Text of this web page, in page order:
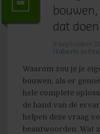
dat
Huberts
Waarom zou je je
bouwen, als er
hele complete
de hand van de
helpen deze vraag
beantwoorden. Wat